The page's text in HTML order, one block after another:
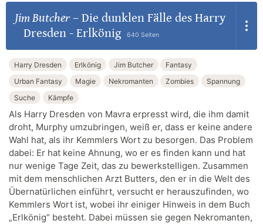
Jim Butcher– Die dunklen Fälle des Harry
Dresden - Erlkönig
640 Seiten
Harry Dresden Erlkönig Jim Butcher
Fantasy
Urban Fantasy
Magie Nekromanten Zombies
Spannung
Suche
Kämpfe
Als Harry Dresden von Mavra erpresst wird, die ihm damit
droht, Murphy umzubringen, weiß er, dass er keine andere
Wahl hat, als ihr Kemmlers Wort zu besorgen. Das Problem
dabei: Er hat keine Ahnung, wo er es finden kann und hat
nur wenige Tage Zeit, das zu bewerkstelligen. Zusammen
mit dem menschlichen Arzt Butters, den er in die Welt des
Übernatürlichen einführt, versucht er herauszufinden, wo
Kemmlers Wort ist, wobei ihr einiger Hinweis in dem Buch
„Erlkönig“ besteht. Dabei müssen sie gegen Nekromanten,